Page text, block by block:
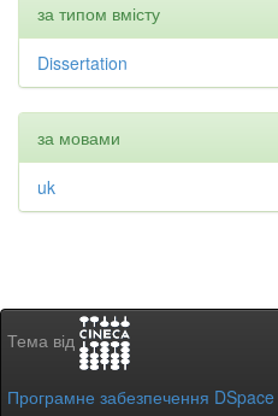
за типом вмісту
Dissertation
за мовами
uk
Тема від
Програмне забезпечення DSpace